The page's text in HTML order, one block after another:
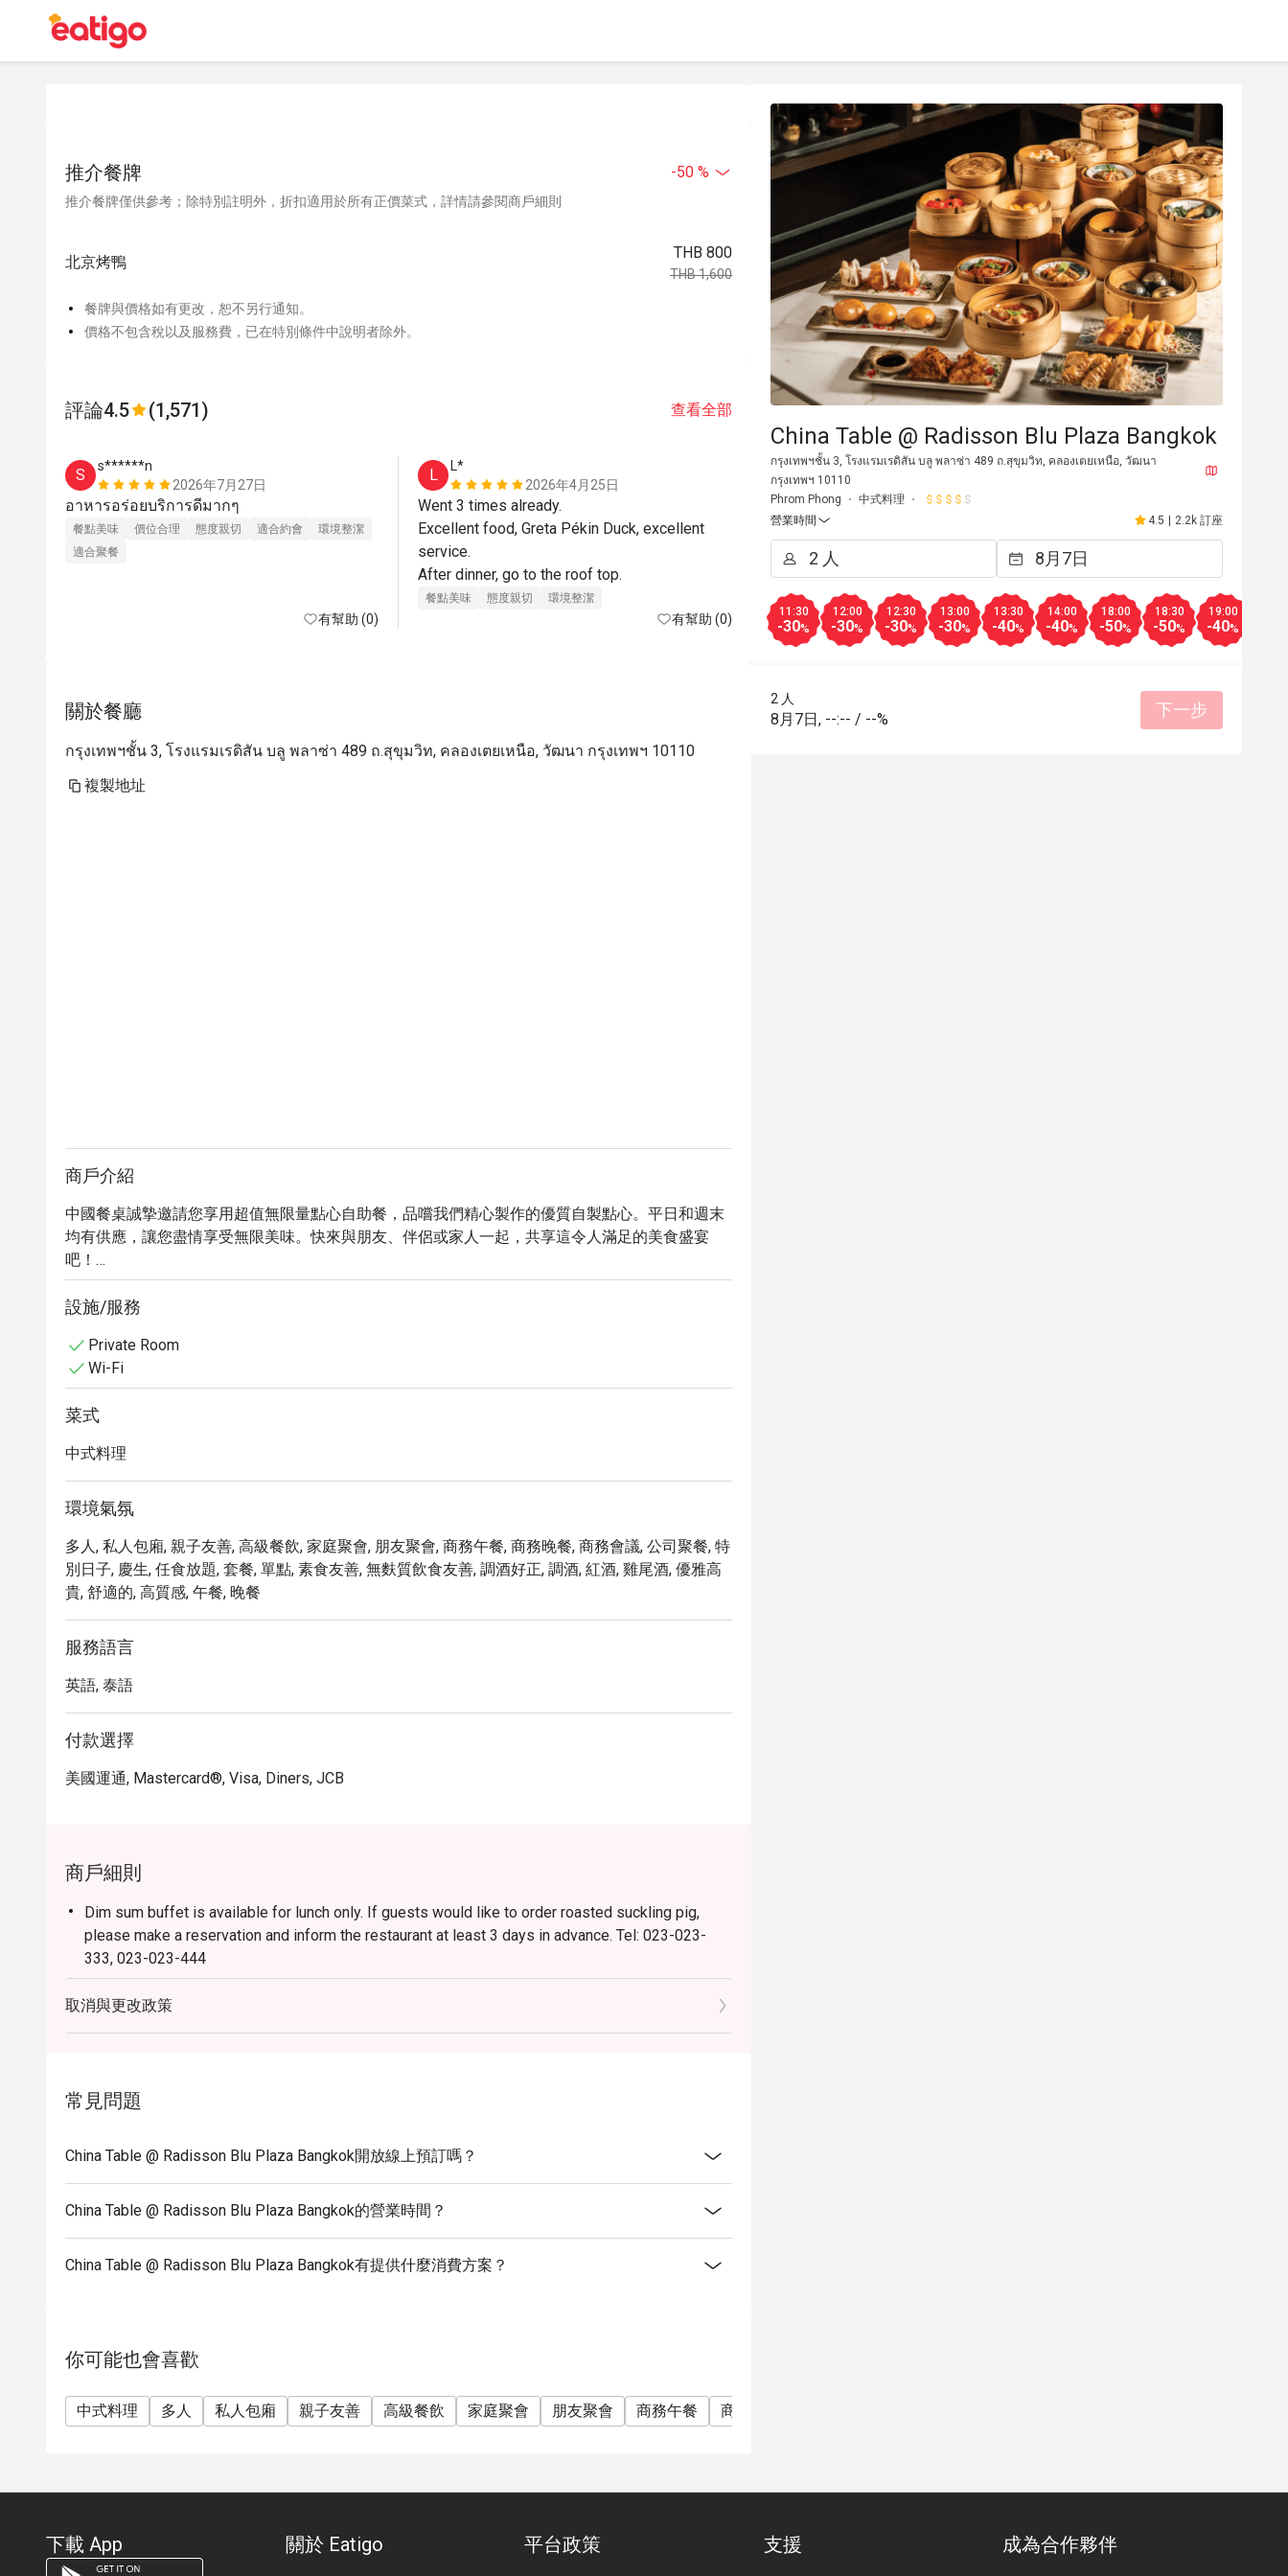
推介餐牌 -50 %
推介餐牌僅供參考；除特別註明外，折扣適用於所有正價菜式，詳情請參閱商戶細則
北京烤鴨
THB 800
THB 1,600
餐牌與價格如有更改，恕不另行通知。
價格不包含稅以及服務費，已在特別條件中說明者除外。
評論4.5 (1,571) 查看全部
S
s******n
2026年7月27日
อาหารอร่อยบริการดีมากๆ
餐點美味 價位合理 態度親切 適合約會
環境整潔
適合聚餐
有幫助 (0)
L
L*
2026年4月25日
Went 3 times already.
Excellent food, Greta Pékin Duck, excellent
service.
After dinner, go to the roof top.
餐點美味 態度親切 環境整潔
有幫助 (0)
A
A****y
Yummy dim sum
有幫助 (0)
I recommend
關於餐廳
กรุงเทพฯชั้น 3, โรงแรมเรดิสัน บลู พลาซ่า 489 ถ.สุขุมวิท, คลองเตยเหนือ, วัฒนา กรุงเทพฯ 10110
複製地址
商戶介紹
中國餐桌誠摯邀請您享用超值無限量點心自助餐，品嚐我們精心製作的優質自製點心。平日和週末
均有供應，讓您盡情享受無限美味。快來與朋友、伴侶或家人一起，共享這令人滿足的美食盛宴
吧！
🥢 必嚐招牌菜：
• 招牌醬汁烤鴨叉燒腸粉
• 青檸香草清蒸鱸魚
• 香脆炸蝦春捲，金黃酥脆，蝦肉飽滿
• 港式脆皮五花肉，皮脆肉嫩
• XO醬海鮮炒飯，香氣四溢，鍋氣十足
設施/服務
Private Room
Wi-Fi
菜式
中式料理
環境氣氛
多人, 私人包廂, 親子友善, 高級餐飲, 家庭聚會, 朋友聚會, 商務午餐, 商務晚餐, 商務會議, 公司聚餐, 特
別日子, 慶生, 任食放題, 套餐, 單點, 素食友善, 無麩質飲食友善, 調酒好正, 調酒, 紅酒, 雞尾酒, 優雅高
貴, 舒適的, 高質感, 午餐, 晚餐
服務語言
英語, 泰語
付款選擇
美國運通, Mastercard®, Visa, Diners, JCB
商戶細則
Dim sum buffet is available for lunch only. If guests would like to order roasted suckling pig,
please make a reservation and inform the restaurant at least 3 days in advance. Tel: 023-023-
333, 023-023-444
Dress Code:
Smart casual attire is required (slippers and shorts are not permitted).
The children’s price is not eligible for Eatigo discounts.
取消與更改政策
常見問題
China Table @ Radisson Blu Plaza Bangkok開放線上預訂嗎？
China Table @ Radisson Blu Plaza Bangkok的營業時間？
China Table @ Radisson Blu Plaza Bangkok有提供什麼消費方案？
你可能也會喜歡
中式料理 多人 私人包廂 親子友善 高級餐飲 家庭聚會 朋友聚會 商務午餐 商務晚餐
China Table @ Radisson Blu Plaza Bangkok
กรุงเทพฯชั้น 3, โรงแรมเรดิสัน บลู พลาซ่า 489 ถ.สุขุมวิท, คลองเตยเหนือ, วัฒนา
กรุงเทพฯ 10110
Phrom Phong
中式料理
營業時間
4.5 | 2.2k 訂座
11:30
-30%
12:00
-30%
12:30
-30%
13:00
-30%
13:30
-40%
14:00
-40%
18:00
-50%
18:30
-50%
19:00
-40%
2 人
8月7日, --:-- / --% 下一步
下載 App 關於 Eatigo 平台政策 支援 成為合作夥伴